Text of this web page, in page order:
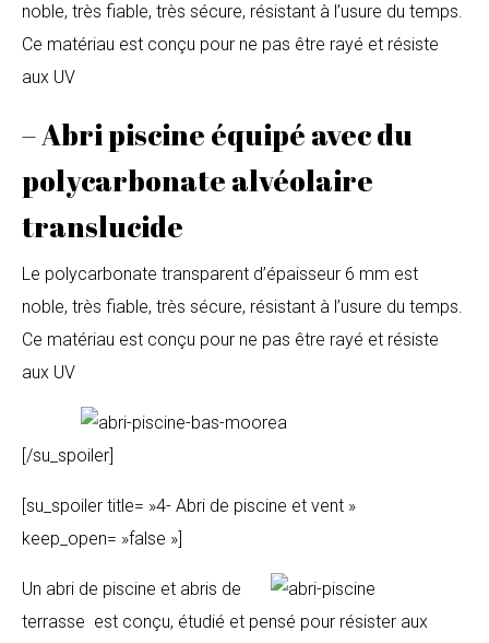
noble, très fiable, très sécure, résistant à l’usure du temps.
Ce matériau est conçu pour ne pas être rayé et résiste
aux UV
– Abri piscine équipé avec du
polycarbonate alvéolaire
translucide
Le polycarbonate transparent d’épaisseur 6 mm est
noble, très fiable, très sécure, résistant à l’usure du temps.
Ce matériau est conçu pour ne pas être rayé et résiste
aux UV
[/su_spoiler]
[su_spoiler title= »4- Abri de piscine et vent »
keep_open= »false »]
Un abri de piscine et abris de
terrasse est conçu, étudié et pensé pour résister aux